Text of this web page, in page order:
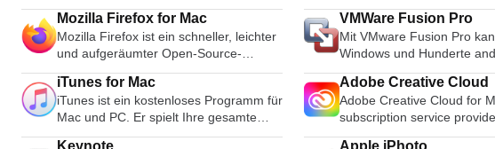
Multi-Format-Media-Player, der
erhältlich ist. Seine Popularität wurde
durch Kompatibilitäts- und Codec-
Probleme gefördert, die konkurrierende
Medienplayer wie QuickTime, itunes
und RealPlayer für viele populäre
Video- und Musikdateiformate
unbrauchbar machen. Die einfache,
grundlegende Benutzeroberfläche und
im Hollywood-Stil erstellen.
Ihre Videobibliothek
Ihre Lieblingsvideos
weitergeben. Videos
externen Geräten
leicht angepasst, neu
bearbeitet werden, bevor
weitergeben oder auf eine
brennen. Die Funktionen
Mozilla Firefox for Mac
Mozilla Firefox ist ein schneller, leichter
und aufgeräumter Open-Source-
Webbrowser. Bei seiner öffentlichen
Einführung im Jahr 2004 war Mozilla
Firefox der erste Browser, der die
Dominanz des Microsoft Internet
Explorers herausforderte. Seitdem ist
VMWare Fusion Pro
Mit VMware Fusion Pro
Windows und Hunderte
Betriebssysteme auf
ausführen, ohne dass ein
erforderlich ist. Die
einfach genug für neue
dennoch leistungsstark
iTunes for Mac
iTunes ist ein kostenloses Programm für
Mac und PC. Er spielt Ihre gesamte
digitale Musik und Ihre Videos ab. Es
Adobe Creative Cloud
Adobe Creative Cloud for
subscription service
enhancement specialists,
Keynote Apple iPhoto